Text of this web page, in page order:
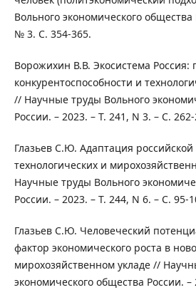
Вольного экономического общества
№ 3. С. 354-365.
Ворожихин В.В. Экосистема Россия:
конкурентоспособности и
// Научные труды Вольного
России. – 2023. – Т. 241, N 3. – С.
Глазьев С.Ю. Адаптация
технологических и
Научные труды Вольного
России. – 2023. – Т. 244, N 6. – С. 95-
Глазьев С.Ю. Человеческий
фактор экономического роста в
мирохозяйственном укладе //
экономического общества России. –